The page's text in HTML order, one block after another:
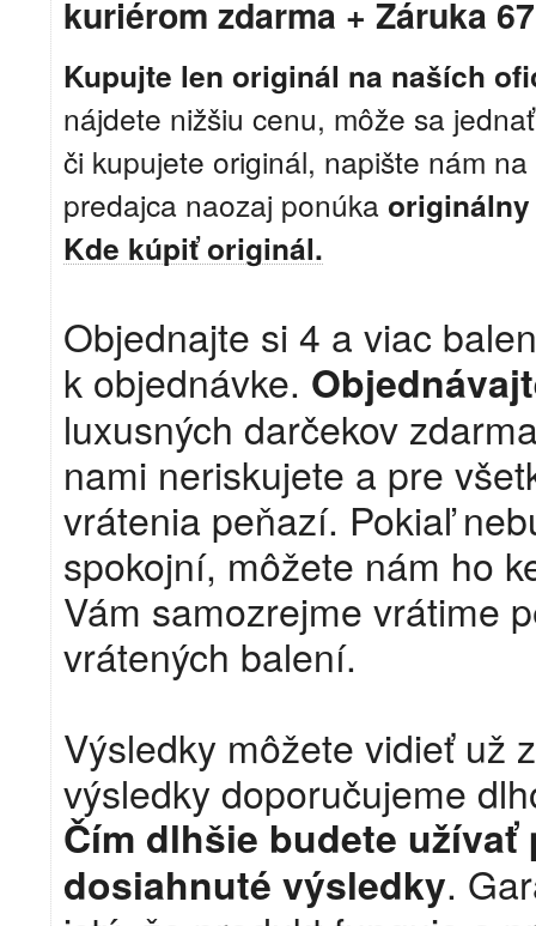
kuriérom zdarma + Záruka
Kupujte len originál na naších
nájdete nižšiu cenu, môže sa
či kupujete originál, napište nám
predajca naozaj ponúka
Kde kúpiť originál.
Objednajte si 4 a viac
k objednávke.
luxusných darčekov
nami neriskujete a pre
vrátenia peňazí. Pokiaľ
spokojní, môžete nám ho
Vám samozrejme vrátime
vrátených balení.
Výsledky môžete vidieť už
výsledky doporučujeme
Čím dlhšie budete
dosiahnuté výsledky.